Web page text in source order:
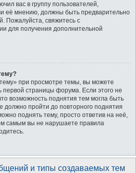
вас в группу пользователей,
её мнению, должны быть предварительно
Пожалуйста, свяжитесь с
для получения дополнительной
при просмотре темы, вы можете
первой страницы форума. Если этого не
возможность поднятия тем могла быть
должно пройти до повторного поднятия
поднять тему, просто ответив на неё,
самым вы не нарушаете правила
и типы создаваемых тем